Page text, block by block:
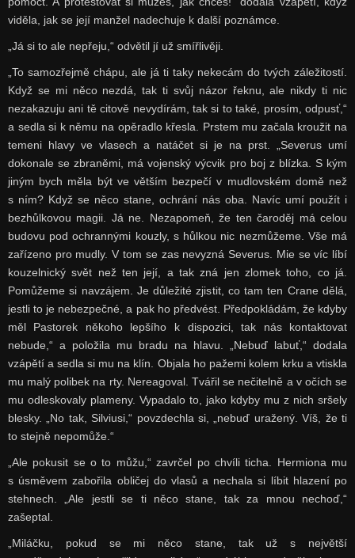
viděla, jak se její manžel nadechuje k další poznámce.
„Já si to ale nepřeju,“ odvětil jí už smířlivěji.
„To samozřejmě chápu, ale já ti taky nekecám do tvých záležitostí.
Když se mi něco nezdá, tak ti svůj názor řeknu, ale nikdy ti nic
nezakazuju ani tě citově nevydírám, tak si to také, prosím, odpusť,“
a sedla si k němu na opěradlo křesla. Prstem mu začala kroužit na
temeni hlavy ve vlasech a natáčet si je na prst. „Severus umí
dokonale se zbraněmi, má vojenský výcvik pro boj z blízka. S kým
jiným bych měla být ve větším bezpečí v mudlovském domě než
s ním? Když se něco stane, ochrání nás oba. Navíc umí použít i
bezhůlkovou magii. Já ne. Nezapomeň, že ten čaroděj má celou
budovu pod ochrannými kouzly, s hůlkou nic nezmůžeme. Vše má
zařízeno pro mudly. V tom se zas nevyzná Severus. Mie se víc líbí
kouzelnický svět než ten její, a tak zná jen zlomek toho, co já.
Pomůžeme si navzájem. Je důležité zjistit, co tam ten Crane dělá,
jestli to je nebezpečné, a pak ho předvést. Předpokládám, že kdyby
měl Pastorek někoho lepšího k dispozici, tak nás kontaktovat
nebude,“ a položila mu bradu na hlavu. „Nebuď labuť,“ dodala
vzápětí a sedla si mu na klín. Objala ho pažemi kolem krku a vtiskla
mu malý polibek na rty. Nereagoval. Tvářil se nečitelně a v očích se
mu odleskovaly plameny. Vypadalo to, jako kdyby mu z nich sršely
blesky. „No tak, Silviusi,“ povzdechla si, „nebuď uražený. Víš, že ti
to stejně nepomůže.“
„Ale pokusit se o to můžu,“ zavrčel po chvíli ticha. Hermiona mu
s úsměvem zabořila obličej do vlasů a nechala si líbit hlazení po
stehnech. „Ale jestli se ti něco stane, tak za mnou nechoď,“
zašeptal.
„Miláčku, pokud se mi něco stane, tak už s největší